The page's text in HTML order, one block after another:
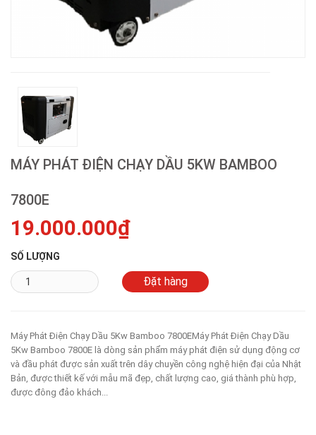
MÁY PHÁT ĐIỆN CHẠY DẦU 5KW BAMBOO
7800E
19.000.000₫
SỐ LƯỢNG
Máy Phát Điện Chạy Dầu 5Kw Bamboo 7800EMáy Phát Điện Chạy Dầu
5Kw Bamboo 7800E là dòng sản phẩm máy phát điện sử dụng động cơ
và đầu phát được sản xuất trên dây chuyền công nghệ hiện đại của Nhật
Bản, được thiết kế với mẫu mã đẹp, chất lượng cao, giá thành phù hợp,
được đông đảo khách...